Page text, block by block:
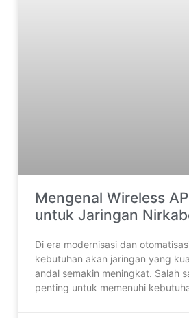
Mengenal Wireless
untuk Jaringan
Di era modernisasi dan
kebutuhan akan jaringan yang
andal semakin meningkat. Salah
penting untuk memenuhi